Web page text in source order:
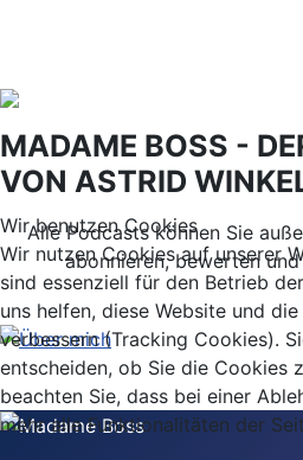
MADAME BOSS -
VON ASTRID
Alle Podcasts können Sie
abonnieren, bewerten
Wir benutzen Cookies
Wir nutzen Cookies auf unserer
sind essenziell für den Betrieb
uns helfen, diese Website und
verbessern (Tracking Cookies).
entscheiden, ob Sie die Cookies
beachten Sie, dass bei einer
mehr alle Funktionalitäten der